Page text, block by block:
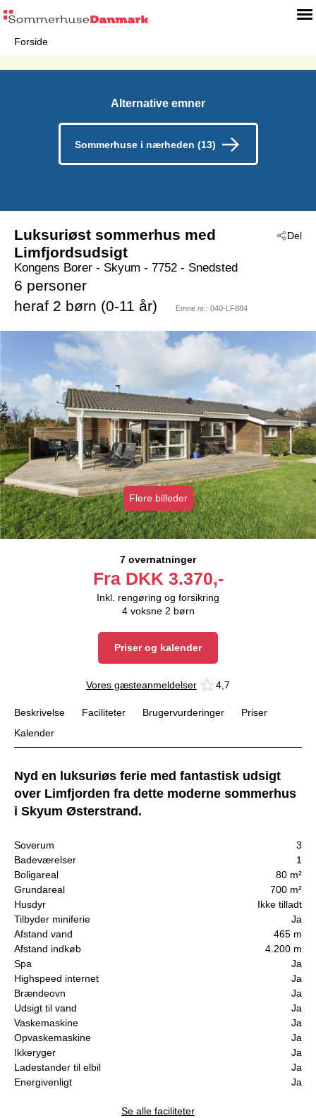
Forside
Alternative emner
Sommerhuse i nærheden (13)
Del
Luksuriøst sommerhus med
Limfjordsudsigt
Kongens Borer - Skyum - 7752 - Snedsted
6 personer
heraf 2 børn (0-11 år)
Emne nr.: 040-LF884
Flere billeder
7 overnatninger
Fra DKK 3.370,-
Inkl. rengøring og forsikring
4 voksne 2 børn
Priser og kalender
Vores gæsteanmeldelser 4,7
Beskrivelse Faciliteter Brugervurderinger
Priser
Kalender
Nyd en luksuriøs ferie med fantastisk udsigt
over Limfjorden fra dette moderne sommerhus
i Skyum Østerstrand.
Soverum
3
Badeværelser
1
Boligareal
80 m²
Grundareal
700 m²
Husdyr
Ikke tilladt
Tilbyder miniferie
Ja
Afstand vand
465 m
Afstand indkøb
4.200 m
Spa
Ja
Highspeed internet
Ja
Brændeovn
Ja
Udsigt til vand
Ja
Vaskemaskine
Ja
Opvaskemaskine
Ja
Ikkeryger
Ja
Ladestander til elbil
Ja
Energivenligt
Ja
Se alle faciliteter